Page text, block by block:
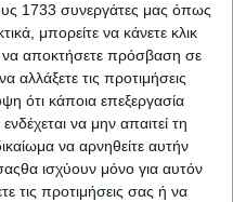
1733 συνεργάτες μας όπως
μπορείτε να κάνετε κλικ
να αποκτήσετε πρόσβαση σε
αλλάξετε τις προτιμήσεις
ότι κάποια επεξεργασία
να μην απαιτεί τη
να αρνηθείτε αυτήν
ισχύουν μόνο για αυτόν
τις προτιμήσεις σας ή να